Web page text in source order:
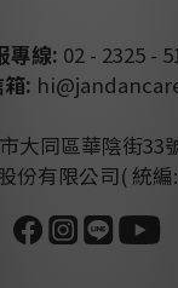
專線: 02 - 2325 -
:
大同區華陰街33
份有限公司( 統編